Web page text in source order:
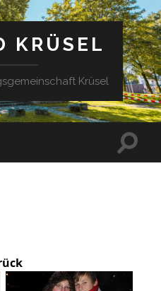
KRÜSEL
Krüsel